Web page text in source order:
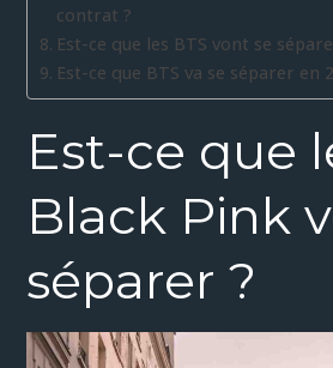
contrat ?
Est-ce que les BTS vont se
Est-ce que BTS va se séparer en
Est-ce que
Black Pink
séparer ?